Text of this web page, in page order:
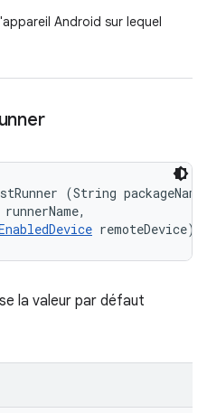
Android sur lequel
(String
runnerName,
remoteDevice)
la valeur par défaut